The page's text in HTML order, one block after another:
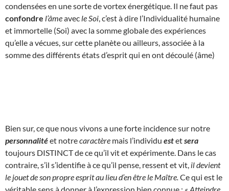
condensées en une sorte de vortex énergétique. Il ne faut pas
confondre l’âmeavec le Soi , c’est à dire l’Individualité humaine
et immortelle (Soi) avec la somme globale des expériences
qu’elle a vécues, sur cette planète ou ailleurs, associée à la
somme des différents états d’esprit qui en ont découlé (âme)
Bien sur, ce que nous vivons a une forte incidence sur notre
personnalitéet notrecaractère mais l’individu estetsera
toujours DISTINCT de ce qu’il vit et expérimente. Dans le cas
contraire, s’il s’identifie à ce qu’il pense, ressent et vit, il devient
le jouet de son propre esprit au lieu d’en être le Maître. Ce qui est le
véritable sens à donner à l’expression bien connue : « Atteindre